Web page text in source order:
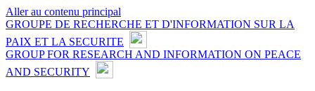
Aller au contenu principal
GROUPE DE RECHERCHE ET D'INFORMATION SUR LA
PAIX ET LA SECURITE
GROUP FOR RESEARCH AND INFORMATION ON PEACE
AND SECURITY